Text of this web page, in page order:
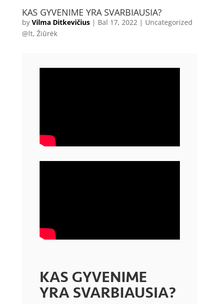
KAS GYVENIME YRA SVARBIAUSIA?
by Vilma Ditkevičius| Bal 17, 2022| Uncategorized
@lt, Žiūrėk
KAS GYVENIME
YRA SVARBIAUSIA?